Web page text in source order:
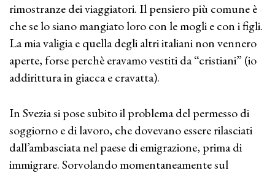
rimostranze dei viaggiatori. Il pensiero più comune è
che se lo siano mangiato loro con le mogli e con i figli.
La mia valigia e quella degli altri italiani non vennero
aperte, forse perchè eravamo vestiti da “cristiani” (io
addirittura in giacca e cravatta).
In Svezia si pose subito il problema del permesso di
soggiorno e di lavoro, che dovevano essere rilasciati
dall’ambasciata nel paese di emigrazione, prima di
immigrare. Sorvolando momentaneamente sul